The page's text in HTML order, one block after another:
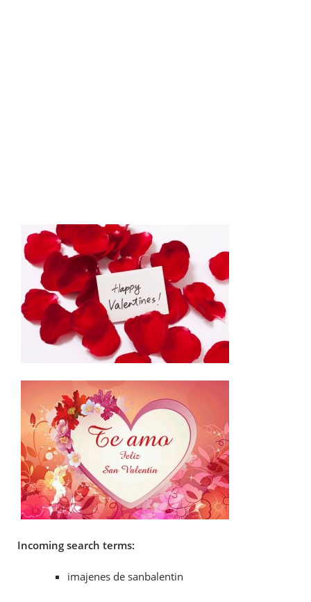
Incoming search terms:
imajenes de sanbalentin